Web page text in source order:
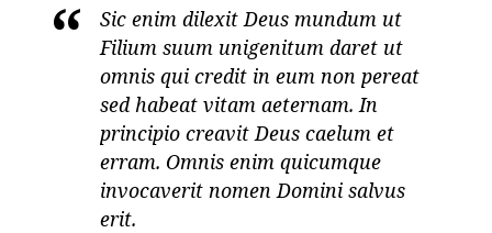
Sic enim dilexit Deus mundum ut
Filium suum unigenitum daret ut
omnis qui credit in eum non pereat
sed habeat vitam aeternam. In
principio creavit Deus caelum et
erram. Omnis enim quicumque
invocaverit nomen Domini salvus
erit.